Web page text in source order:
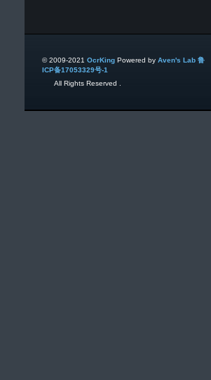
© 2009-2021 OcrKing Powered by Aven's Lab 鲁
ICP备17053329号-1
All Rights Reserved .